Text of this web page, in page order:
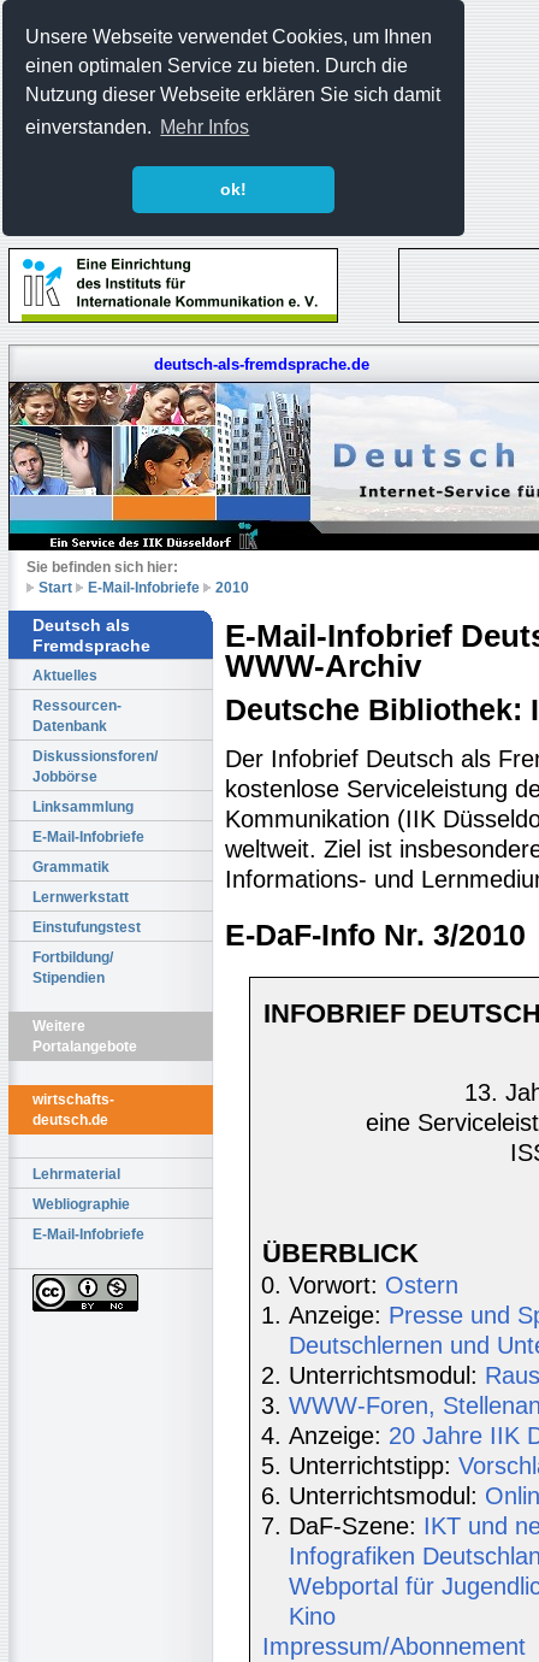
Unsere Webseite verwendet Cookies, um Ihnen
einen optimalen Service zu bieten. Durch die
Nutzung dieser Webseite erklären Sie sich damit
einverstanden. Mehr Infos
ok!
deutsch-als-fremdsprache.de
Sie befinden sich hier:
Start
E-Mail-Infobriefe 2010
Deutsch als
Fremdsprache
Aktuelles
Ressourcen-
Datenbank
Diskussionsforen/
Jobbörse
Linksammlung
E-Mail-Infobriefe
Grammatik
Lernwerkstatt
Einstufungstest
Fortbildung/
Stipendien
Weitere
Portalangebote
wirtschafts-
deutsch.de
Lehrmaterial
Webliographie
E-Mail-Infobriefe
E-Mail-Infobrief
WWW-Archiv
Deutsche Bibliothek:
Der Infobrief Deutsch als
kostenlose Serviceleistung
Kommunikation (IIK
weltweit. Ziel ist
Informations- und
E-DaF-Info Nr. 3/2010
INFOBRIEF
13.
eine
ÜBERBLICK
Vorwort: Ostern
Anzeige: Presse und
Deutschlernen und
Unterrichtsmodul:
WWW-Foren,
Anzeige: 20 Jahre IIK
Unterrichtstipp:
Unterrichtsmodul:
DaF-Szene: IKT und
Infografiken
Webportal für
Kino
Impressum/Abonnement